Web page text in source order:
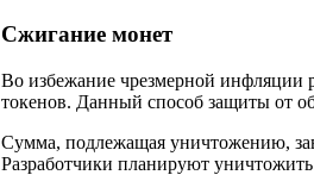
Сжигание монет
Во избежание чрезмерной инфляции
токенов. Данный способ защиты от
Сумма, подлежащая уничтожению,
Разработчики планируют